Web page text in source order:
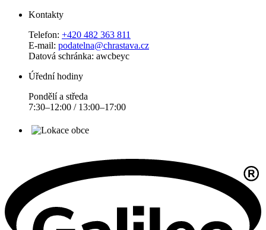
Kontakty
Telefon: +420 482 363 811
E-mail: podatelna@chrastava.cz
Datová schránka: awcbeyc
Úřední hodiny
Pondělí a středa
7:30–12:00 / 13:00–17:00